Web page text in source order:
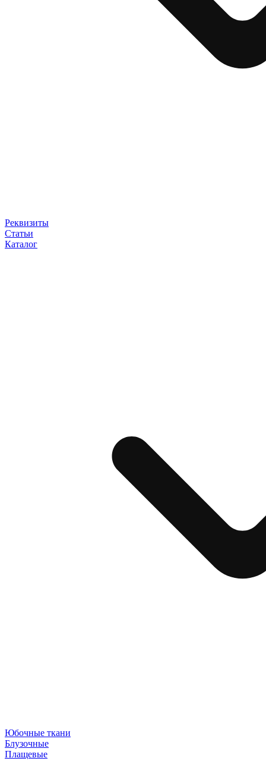
Реквизиты
Статьи
Каталог
Юбочные ткани
Блузочные
Плащевые